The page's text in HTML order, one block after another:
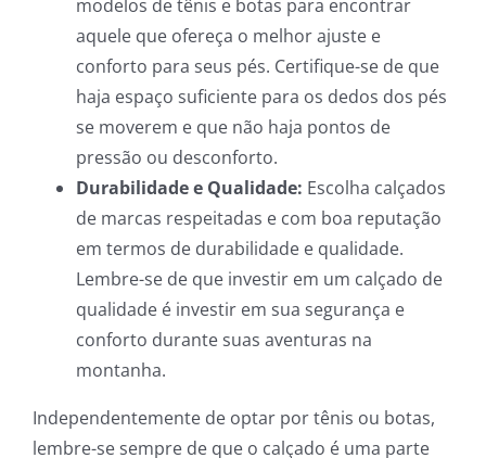
modelos de tênis e botas para encontrar
aquele que ofereça o melhor ajuste e
conforto para seus pés. Certifique-se de que
haja espaço suficiente para os dedos dos pés
se moverem e que não haja pontos de
pressão ou desconforto.
Durabilidade e Qualidade: Escolha calçados
de marcas respeitadas e com boa reputação
em termos de durabilidade e qualidade.
Lembre-se de que investir em um calçado de
qualidade é investir em sua segurança e
conforto durante suas aventuras na
montanha.
Independentemente de optar por tênis ou botas,
lembre-se sempre de que o calçado é uma parte